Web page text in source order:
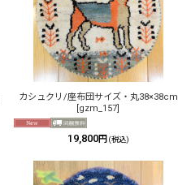
カシュクリ/座布団サイズ・丸38×38cm
gzm_157
19,800円 (税込)